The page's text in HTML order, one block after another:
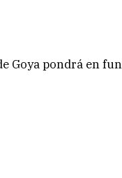
Goya pondrá en